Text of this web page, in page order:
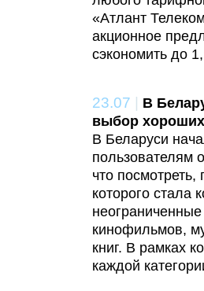
«Атлант
акционное
сэкономить до
23.07 | В
выбор
В Беларуси
пользователям
что
которого стала
кинофильмов,
книг. В рамках
каждой